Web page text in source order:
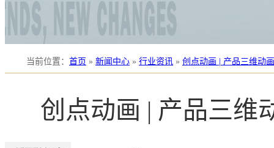
当前位置 ： 首页 » 新闻中心 » 行业资讯 » 创点动画 | 产品三维动
创点动画 | 产品三维